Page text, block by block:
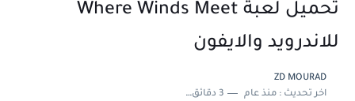
تحميل لعبة Where Winds Meet
للاندرويد والايفون
ZD MOURAD
اخر تحديث :منذ عام 3 دقائق للقراءة